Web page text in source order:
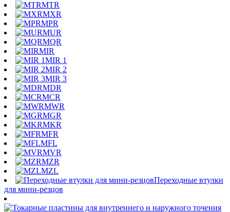
MTR
MXR
MPR
MUR
MQR
MIR
MIR 1
MIR 2
MIR 3
MDR
MCR
MWR
MGR
MKR
MFR
MFL
MVR
MZR
MZL
Переходные втулки
для мини-резцов